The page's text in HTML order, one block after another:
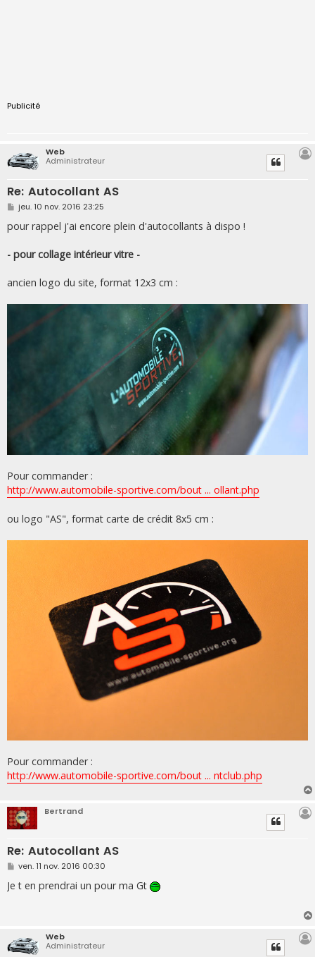
Publicité
Web
Administrateur
Re: Autocollant AS
M
e
s
s
g
e
jeu. 10 nov. 2016 23:25
pour rappel j'ai encore plein d'autocollants à dispo !
- pour collage intérieur vitre -
ancien logo du site, format 12x3 cm :
Pour commander :
http://www.automobile-sportive.com/bout ... ollant.php
ou logo "AS", format carte de crédit 8x5 cm :
Pour commander :
http://www.automobile-sportive.com/bout ... ntclub.php
Bertrand
Re: Autocollant AS
M
s
s
ven. 11 nov. 2016 00:30
Je t en prendrai un pour ma Gt
Web
Administrateur